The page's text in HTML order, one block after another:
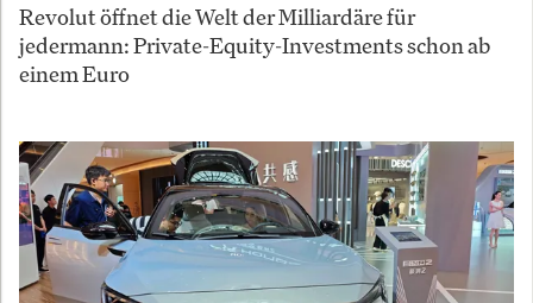
Revolut öffnet die Welt der Milliardäre für
jedermann: Private-Equity-Investments schon ab
einem Euro